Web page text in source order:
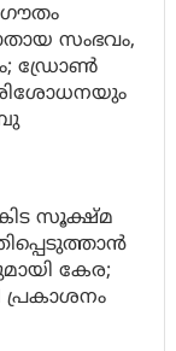
ഗൗതം
സംഭവം,
ഡ്രോണ്‍
സൂക്ഷ്മ
കേര;
പ്രകാശനം